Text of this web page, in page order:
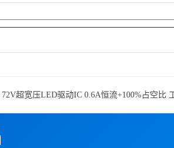
72V超宽压LED驱动IC 0.6A恒流+100%占空比